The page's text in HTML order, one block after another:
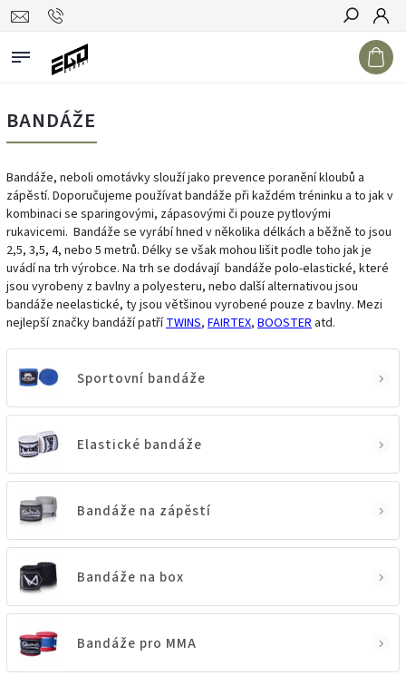
Hledat
BANDÁŽE
Bandáže, neboli omotávky slouží jako prevence poranění kloubů a
zápěstí. Doporučujeme používat bandáže při každém tréninku a to jak v
kombinaci se sparingovými, zápasovými či pouze pytlovými
rukavicemi. Bandáže se vyrábí hned v několika délkách a běžně to jsou
2,5, 3,5, 4, nebo 5 metrů. Délky se však mohou lišit podle toho jak je
uvádí na trh výrobce. Na trh se dodávají bandáže polo-elastické, které
jsou vyrobeny z bavlny a polyesteru, nebo další alternativou jsou
bandáže neelastické, ty jsou většinou vyrobené pouze z bavlny. Mezi
nejlepší značky bandáží patříTWINS, FAIRTEX, BOOSTER atd.
Sportovní bandáže
Elastické bandáže
Bandáže na zápěstí
Bandáže na box
Bandáže pro MMA